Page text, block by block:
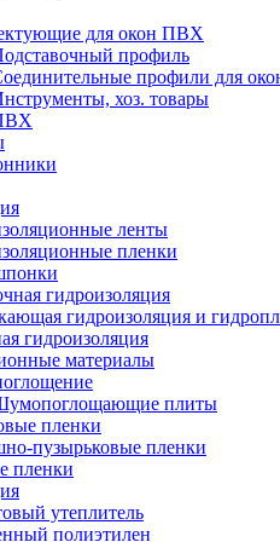
для окон ПВХ
профиль
профили для
хоз. товары
ленты
пленки
гидроизоляция
гидроизоляция и
гидроизоляция
материалы
плиты
пленки
пузырьковые пленки
пленки
утеплитель
полиэтилен